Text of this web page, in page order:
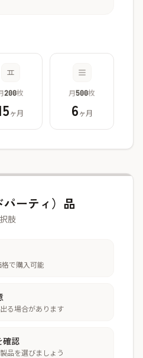
200枚
ヶ月
月500枚
6ヶ月
ーティ）品
肢
で購入可能
る場合があります
確認
品を選びましょう